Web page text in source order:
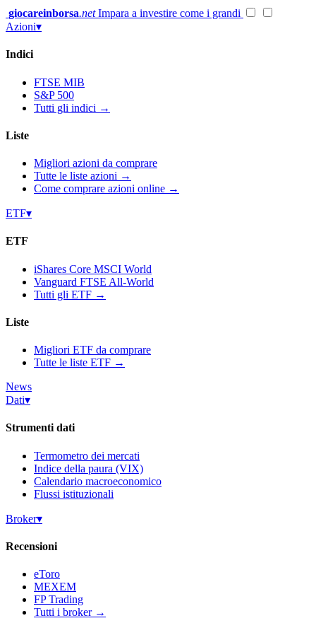
Vai
al
giocareinborsa.net Impara a investire come i grandi
Azioni▾
Indici
FTSE MIB
S&P 500
Tutti gli indici →
Liste
Migliori azioni da comprare
Tutte le liste azioni →
Come comprare azioni online →
ETF▾
ETF
iShares Core MSCI World
Vanguard FTSE All-World
Tutti gli ETF →
Liste
Migliori ETF da comprare
Tutte le liste ETF →
News
Dati▾
Strumenti dati
Termometro dei mercati
Indice della paura (VIX)
Calendario macroeconomico
Flussi istituzionali
Broker▾
Recensioni
eToro
MEXEM
FP Trading
Tutti i broker →